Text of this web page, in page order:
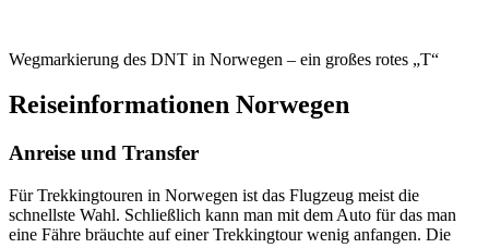
Wegmarkierung des DNT in Norwegen – ein großes rotes „T“
Reiseinformationen Norwegen
Anreise und Transfer
Für Trekkingtouren in Norwegen ist das Flugzeug meist die
schnellste Wahl. Schließlich kann man mit dem Auto für das man
eine Fähre bräuchte auf einer Trekkingtour wenig anfangen. Die